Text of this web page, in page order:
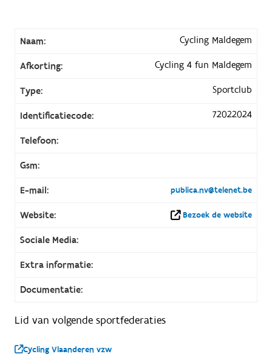
Naam: Cycling Maldegem
Afkorting: Cycling 4 fun Maldegem
Type: Sportclub
Identificatiecode: 72022024
Telefoon:
Gsm:
E-mail: publica.nv@telenet.be
Website: Bezoek de website
Sociale Media:
Extra informatie:
Documentatie:
Lid van volgende sportfederaties
Cycling Vlaanderen vzw